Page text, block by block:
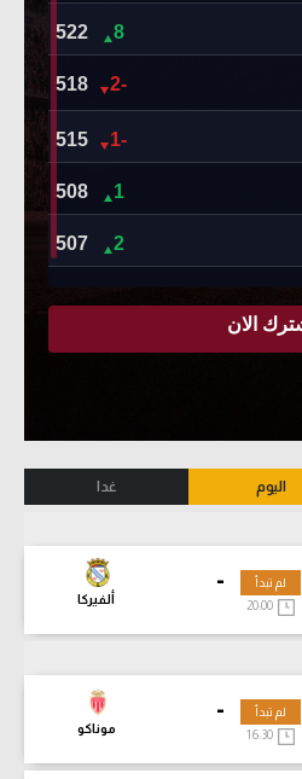
اليوم غدا
-
ألفيركا
لم تبدأ
-
موناكو
لم تبدأ